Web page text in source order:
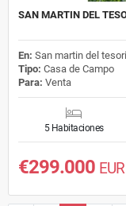
SAN MARTIN DEL
En: San martin del
Tipo: Casa de Campo
Para: Venta
5 Habitaciones
€299.000 EUR